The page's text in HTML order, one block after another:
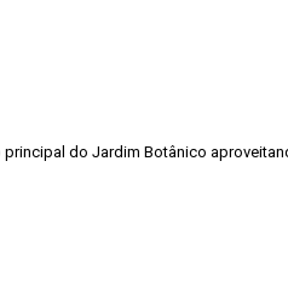
do Jardim Botânico